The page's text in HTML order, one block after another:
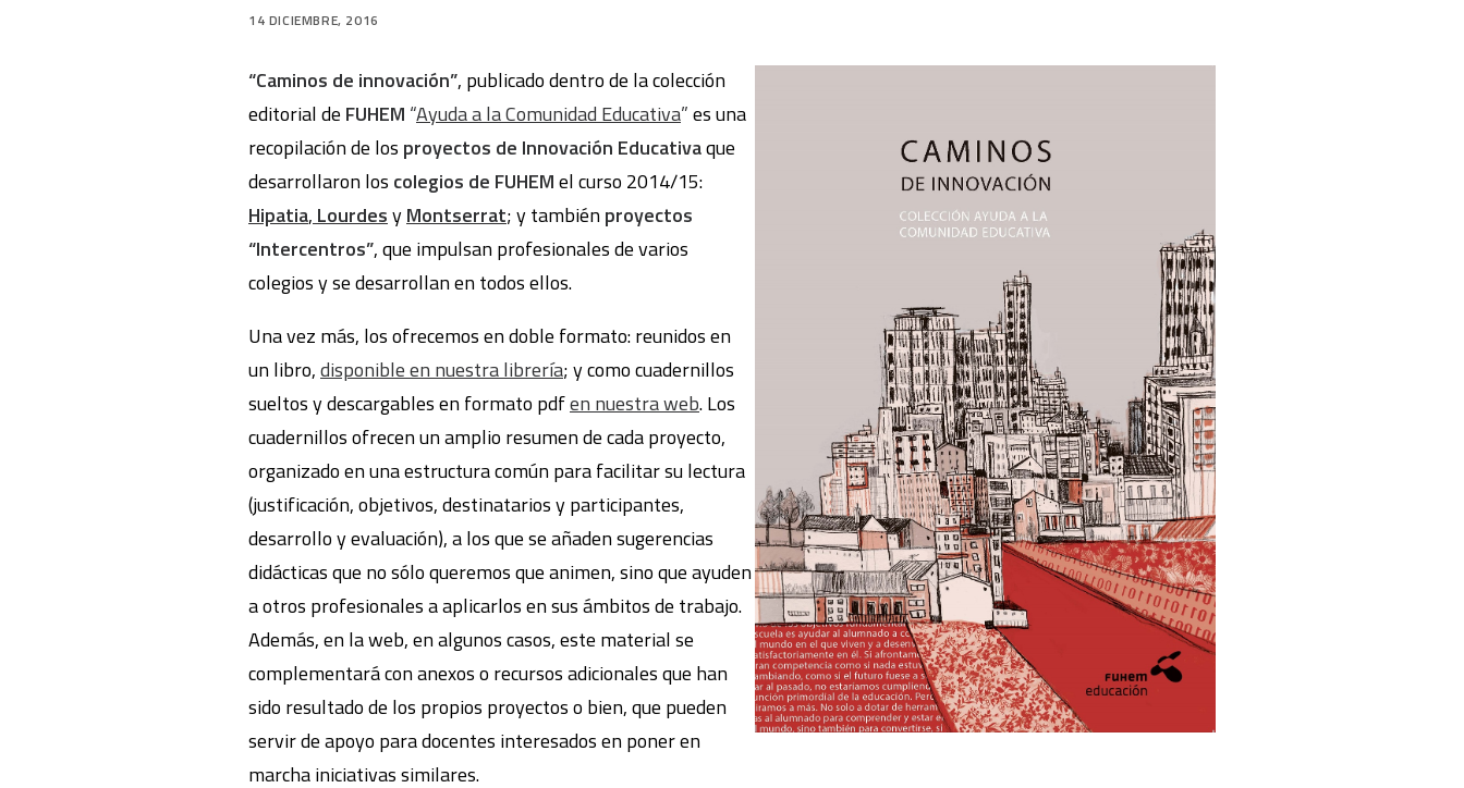
14 DICIEMBRE, 2016
“Caminos de innovación”, publicado dentro de la colección
editorial de FUHEM “Ayuda a la Comunidad Educativa”es una
recopilación de los proyectos de Innovación Educativaque
desarrollaron los colegios de FUHEMel curso 2014/15:
Hipatia, LourdesyMontserrat; y tambiénproyectos
“Intercentros”, que impulsan profesionales de varios
colegios y se desarrollan en todos ellos.
Una vez más, los ofrecemos en doble formato: reunidos en
un libro,disponible en nuestra librería; y como cuadernillos
sueltos y descargables en formato pdfen nuestra web. Los
cuadernillos ofrecen un amplio resumen de cada proyecto,
organizado en una estructura común para facilitar su lectura
(justificación, objetivos, destinatarios y participantes,
desarrollo y evaluación), a los que se añaden sugerencias
didácticas que no sólo queremos que animen, sino que ayuden
a otros profesionales a aplicarlos en sus ámbitos de trabajo.
Además, en la web, en algunos casos, este material se
complementará con anexos o recursos adicionales que han
sido resultado de los propios proyectos o bien, que pueden
servir de apoyo para docentes interesados en poner en
marcha iniciativas similares.